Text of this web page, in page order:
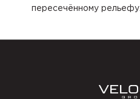
пересечённому рельефу.